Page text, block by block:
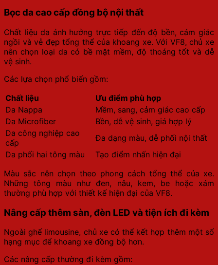
Bọc da cao cấp đồng bộ nội thất
Chất liệu da ảnh hưởng trực tiếp đến độ bền, cảm giác
ngồi và vẻ đẹp tổng thể của khoang xe. Với VF8, chủ xe
nên chọn loại da có bề mặt mềm, độ thoáng tốt và dễ
vệ sinh.
Các lựa chọn phổ biến gồm:
Chất liệu
Ưu điểm phù hợp
Da Nappa
Mềm, sang, cảm giác cao cấp
Da Microfiber
Bền, dễ vệ sinh, giá hợp lý
Da công nghiệp cao
cấp
Đa dạng màu, dễ phối nội thất
Da phối hai tông màu
Tạo điểm nhấn hiện đại
Màu sắc nên chọn theo phong cách tổng thể của xe.
Những tông màu như đen, nâu, kem, be hoặc xám
thường phù hợp với thiết kế hiện đại của VF8.
Nâng cấp thêm sàn, đèn LED và tiện ích đi kèm
Ngoài ghế limousine, chủ xe có thể kết hợp thêm một số
hạng mục để khoang xe đồng bộ hơn.
Các nâng cấp thường đi kèm gồm: